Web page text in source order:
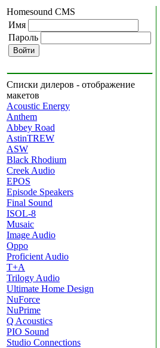
Homesound CMS
Имя
Пароль
Списки дилеров - отображение
макетов
Acoustic Energy
Anthem
Abbey Road
AstinTREW
ASW
Black Rhodium
Creek Audio
EPOS
Episode Speakers
Final Sound
ISOL-8
Musaic
Image Audio
Oppo
Proficient Audio
T+A
Trilogy Audio
Ultimate Home Design
NuForce
NuPrime
Q Acoustics
PIO Sound
Studio Connections